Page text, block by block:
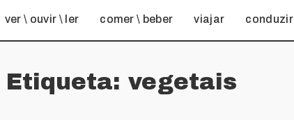
ver \ ouvir \ ler comer \ beber viajar conduzir
Etiqueta: vegetais